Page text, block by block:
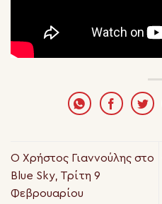
Ο Χρήστος Γιαννούλης στο
Blue Sky, Τρίτη 9
Φεβρουαρίου